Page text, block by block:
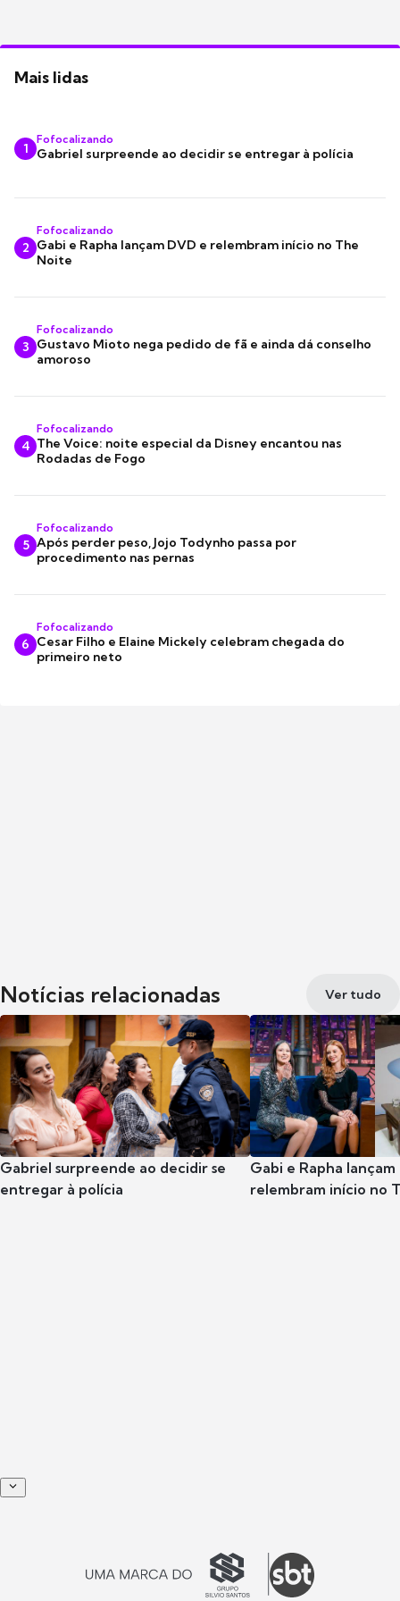
Mais lidas
1
Fofocalizando
Gabriel surpreende ao decidir se entregar à polícia
2
Fofocalizando
Gabi e Rapha lançam DVD e relembram início no The
Noite
3
Fofocalizando
Gustavo Mioto nega pedido de fã e ainda dá conselho
amoroso
4
Fofocalizando
The Voice: noite especial da Disney encantou nas
Rodadas de Fogo
5
Fofocalizando
Após perder peso, Jojo Todynho passa por
procedimento nas pernas
6
Fofocalizando
Cesar Filho e Elaine Mickely celebram chegada do
primeiro neto
Notícias relacionadas Ver tudo
Gabriel surpreende ao decidir se
entregar à polícia
Gabi e Rapha
relembram início no